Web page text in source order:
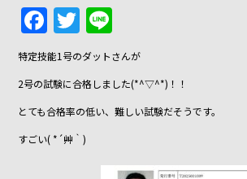
F
a
c
e
b
o
T
w
itt
er
n
e
特定技能1号のダットさんが
2号の試験に合格しました(*^▽^*)！！
とても合格率の低い、難しい試験だそうです。
すごい( *´艸｀)